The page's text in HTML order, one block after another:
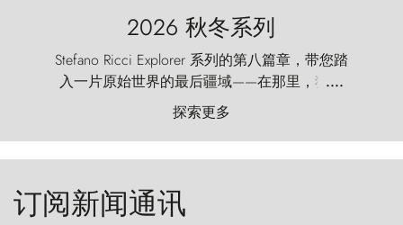
2026 秋冬系列
Stefano Ricci Explorer 系列的第八篇章，带您踏
入一片原始世界的最后疆域——在那里，狂风
以远古的怒号雕琢着自然，而百内塔（Torres
del Paine）则宛如石砌的哨兵，傲然向苍穹发
起挑战。
....
探索更多
订阅新闻通讯